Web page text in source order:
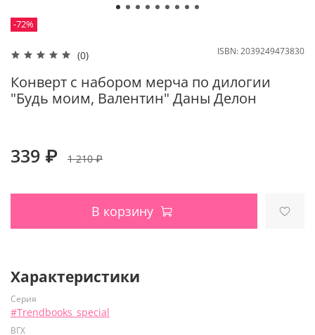
-72%
(0) ISBN:2039249473830
Конверт с набором мерча по дилогии
"Будь моим, Валентин" Даны Делон
339 ₽ 1 210 ₽
В корзину
Характеристики
Серия
#Trendbooks_special
ВГХ